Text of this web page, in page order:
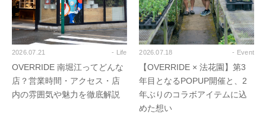
2026.07.21 - Life
OVERRIDE 南堀江ってどんな
店？営業時間・アクセス・店
内の雰囲気や魅力を徹底解説
2026.07.18 - Event
【OVERRIDE × 法花園】第3
年目となるPOPUP開催と、2
年ぶりのコラボアイテムに込
めた想い